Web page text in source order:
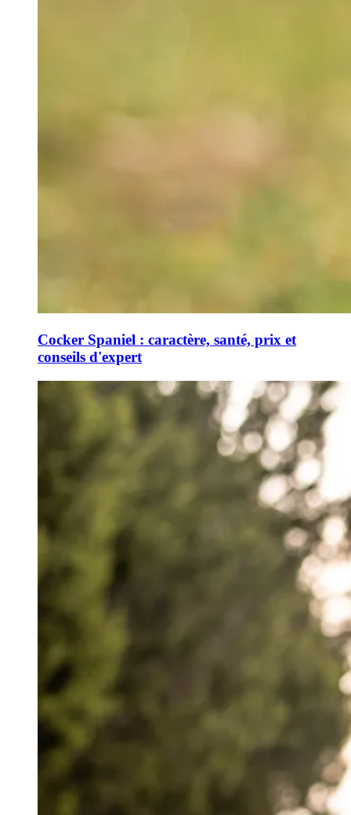
Cocker Spaniel : caractère, santé, prix et
conseils d'expert